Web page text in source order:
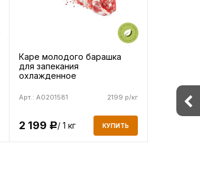
Каре молодого барашка
для запекания
охлажденное
2199 р/кг
Арт.: A0201581
2 199 Р/ 1 кг КУПИТЬ